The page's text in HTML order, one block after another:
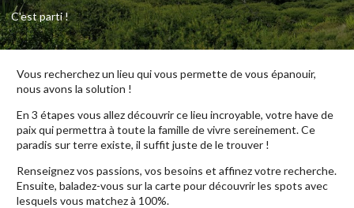
C'est parti !
Vous recherchez un lieu qui vous permette de vous épanouir,
nous avons la solution !
En 3 étapes vous allez découvrir ce lieu incroyable, votre have de
paix qui permettra à toute la famille de vivre sereinement. Ce
paradis sur terre existe, il suffit juste de le trouver !
Renseignez vos passions, vos besoins et affinez votre recherche.
Ensuite, baladez-vous sur la carte pour découvrir les spots avec
lesquels vous matchez à 100%.